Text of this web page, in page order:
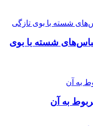
شسته با بوی
به آن